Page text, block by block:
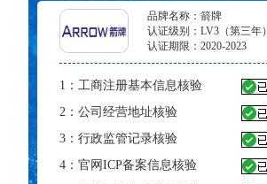
品牌名称：箭牌
认证级别：LV3（第三年）
认证期限：2020-2023
1：工商注册基本信息核验
2：公司经营地址核验
3：行政监管记录核验
4：官网ICP备案信息核验